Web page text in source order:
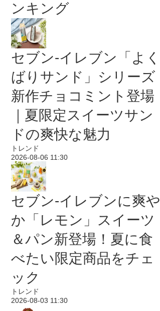
ンキング
セブン‐イレブン「よく
ばりサンド」シリーズ
新作チョコミント登場
｜夏限定スイーツサン
ドの爽快な魅力
トレンド
2026-08-06 11:30
セブン‐イレブンに爽や
か「レモン」スイーツ
＆パン新登場！夏に食
べたい限定商品をチェ
ック
トレンド
2026-08-03 11:30